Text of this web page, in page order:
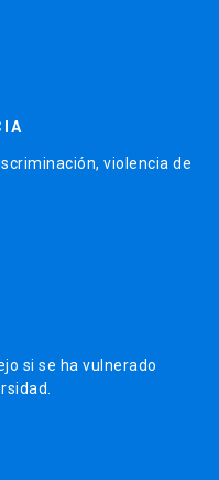
violencia de
si se ha vulnerado